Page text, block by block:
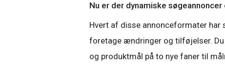
Nu er der dynamiske
Hvert af disse annonceformater har
foretage ændringer og tilføjelser.
og produktmål på to nye faner til